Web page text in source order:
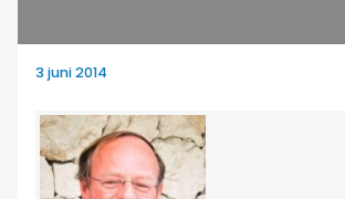
3 juni 2014